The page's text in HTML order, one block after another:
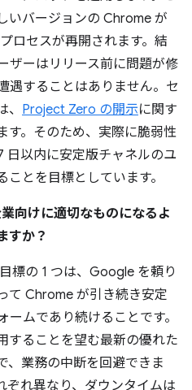
いバージョンの Chrome が
ロセスが再開されます。結
ザーはリリース前に問題が修
遇することはありません。セ
Project Zero の開示に関す
す。そのため、実際に脆弱性
日以内に安定版チャネルのユ
とを目標としています。
向けに適切なものになるよ
すか？
標の 1 つは、Google を頼り
て Chrome が引き続き安定
ムであり続けることです。
することを望む最新の優れた
、業務の中断を回避できま
ぞれ異なり、ダウンタイムは